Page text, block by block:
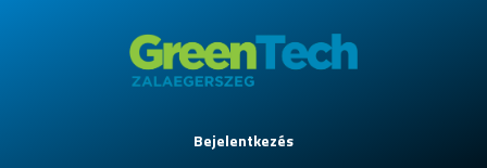
Bejelentkezés